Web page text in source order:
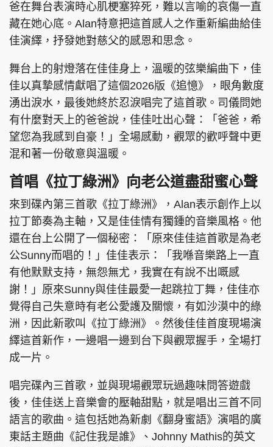
爸在舞台表演時心肌梗塞猝死，難以言喻的哀傷一直
藏在她心底。Alan特意把這首感人之作重新編曲給佳
佳演繹，抒發她對慈父的感恩和思念。
舞台上的射燈落在佳佳身上，溫暖的弦樂編曲下，佳
佳以真摯感情獻唱了這個2026版《追憶》，眼角數度
湧出淚水，最後她終於忍淚唱完了這首歌。司儀問她
有什麼對天上的爸爸說，佳佳吐出心聲：「爸爸，希
望您為我感到自豪！」全場感動，觀眾的歡呼聲中更
混和著一份敬意與溫暖。
首唱《拉丁綠洲》向老公道盡甜蜜心聲
來到碟內第三首歌《拉丁綠洲》，Alan表示創作上以
拉丁節奏為主軸，又是佳佳情有獨鍾的音樂風格。他
還在台上公開了一個秘密：「原來佳佳這首歌是為老
公Sunny而唱的！」佳佳表示：「我喺音樂路上一直
有他默默支持，無怨無尤，我實在有說不出嘅感
謝！」原來Sunny與佳佳最愛一起跳拉丁舞，佳佳亦
覺得自己失意時有老公愛護及關懷，有如沙漠中的綠
洲，因此新歌叫《拉丁綠洲》。然後佳佳首度現場演
繹這首新作，一邊唱一邊到台下與觀眾握手，全場打
成一片。
唱完碟內三首歌，並與現場觀眾玩過趣味問答遊戲
後，佳佳送上音樂會的壓軸甜點，就是唱出三首不同
語言的歌曲。這包括她為新劇《翻身蜜語》演唱的廣
東話主題曲《記住我是誰》、Johnny Mathis的英文